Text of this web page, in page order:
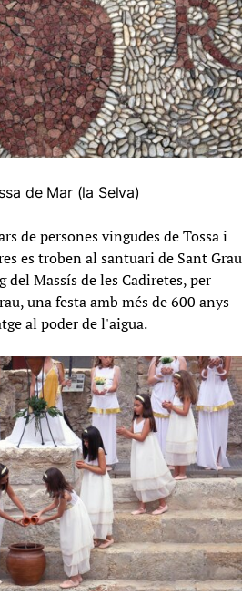
de Mar (la Selva)
de persones vingudes de Tossa i
es troben al santuari de Sant Grau
Massís de les Cadiretes, per
una festa amb més de 600 anys
al poder de l'aigua.